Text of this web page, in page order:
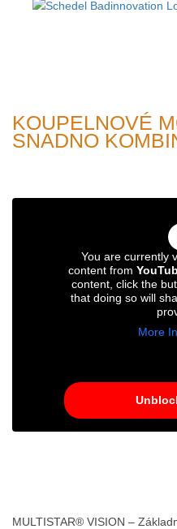
KOUPELNOVÉ
SNADNO
You are currently
content from
content, click the
that doing so will
More
MULTISTAR® VISION –